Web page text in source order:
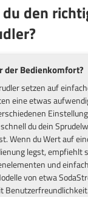
den
der Bedienkomfort?
setzen auf
eine etwas
du dein
Wenn du Wert auf
legst, empfiehlt
und
von etwa
Benutzerfreundlichkeit.